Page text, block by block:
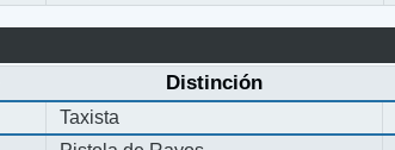
Distinción
Taxista